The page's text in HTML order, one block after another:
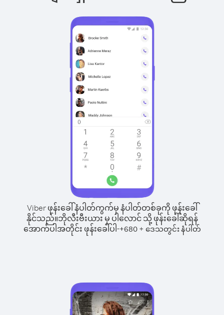
Viber ဖုန်းခေါ်နံပါတ်ကွက်မှ နံပါတ်တစ်ခုကို ဖုန်းခေါ်
နိုင်သည်။ဘိုလီးဗီးယား မှ ပါလောင် သို့ ဖုန်းခေါ်ဆိုရန်
အောက်ပါအတိုင်း ဖုန်းခေါ်ပါ-+680+ ဒေသတွင်း နံပါတ်